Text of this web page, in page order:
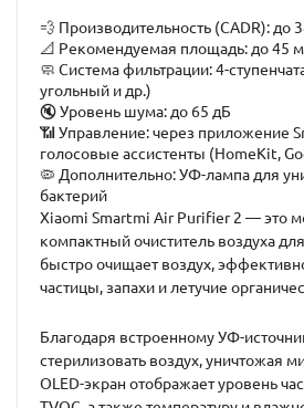
💨 Производительность (CADR): до
📐 Рекомендуемая площадь: до 45
🧼 Система фильтрации:4-
угольный и др.)
🔇Уровень шума: до 65 дБ
📶 Управление:через приложение
голосовые ассистенты (HomeKit,
🦠 Дополнительно:УФ-лампа для
бактерий
Xiaomi Smartmi Air Purifier 2 — это
компактный очиститель воздуха
быстро очищает воздух,
частицы, запахи и летучие
Благодаря встроенному УФ-
стерилизовать воздух, уничтожая
OLED-экран отображает уровень